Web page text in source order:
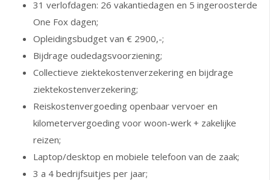
31 verlofdagen: 26 vakantiedagen en 5 ingeroosterde
One Fox dagen;
Opleidingsbudget van € 2900,-;
Bijdrage oudedagsvoorziening;
Collectieve ziektekostenverzekering en bijdrage
ziektekostenverzekering;
Reiskostenvergoeding openbaar vervoer en
kilometervergoeding voor woon-werk + zakelijke
reizen;
Laptop/desktop en mobiele telefoon van de zaak;
3 a 4 bedrijfsuitjes per jaar;